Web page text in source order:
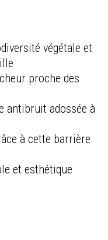
végétale et
proche des
antibruit adossée à
à cette barrière
et esthétique